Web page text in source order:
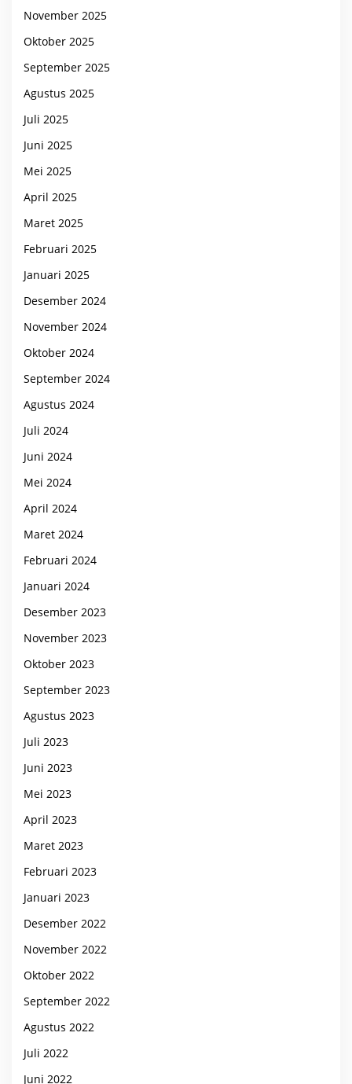
November 2025
Oktober 2025
September 2025
Agustus 2025
Juli 2025
Juni 2025
Mei 2025
April 2025
Maret 2025
Februari 2025
Januari 2025
Desember 2024
November 2024
Oktober 2024
September 2024
Agustus 2024
Juli 2024
Juni 2024
Mei 2024
April 2024
Maret 2024
Februari 2024
Januari 2024
Desember 2023
November 2023
Oktober 2023
September 2023
Agustus 2023
Juli 2023
Juni 2023
Mei 2023
April 2023
Maret 2023
Februari 2023
Januari 2023
Desember 2022
November 2022
Oktober 2022
September 2022
Agustus 2022
Juli 2022
Juni 2022